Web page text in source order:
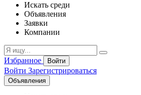
Искать среди
Объявления
Заявки
Компании
Избранное Войти
Войти Зарегистрироваться
Объявления